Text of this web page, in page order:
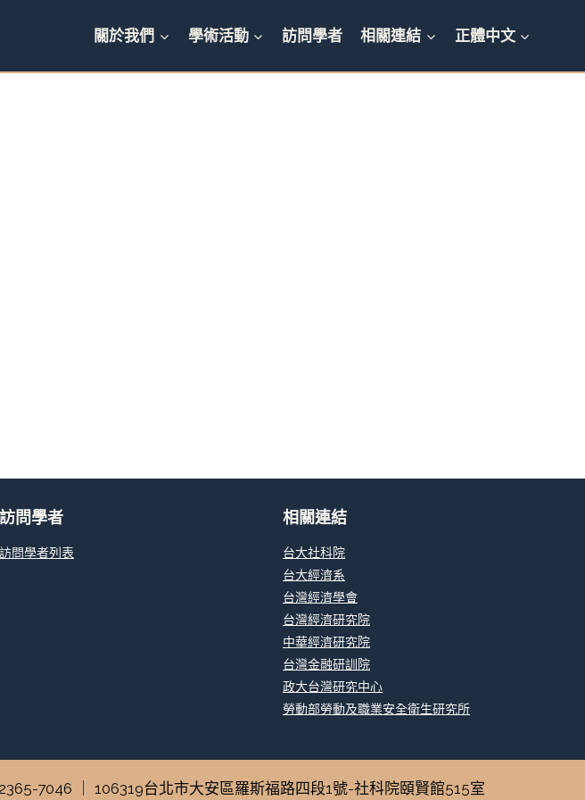
關於我們 學術活動 訪問學者 相關連結 正體中文
訪問學者
訪問學者列表
相關連結
台大社科院
台大經濟系
台灣經濟學會
台灣經濟研究院
中華經濟研究院
台灣金融研訓院
政大台灣研究中心
勞動部勞動及職業安全衛生研究所
7046 ｜ 106319台北市大安區羅斯福路四段1號-社科院頤賢館515室